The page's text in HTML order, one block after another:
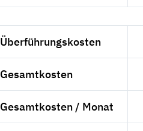
Überführungskosten
Gesamtkosten
Gesamtkosten / Monat